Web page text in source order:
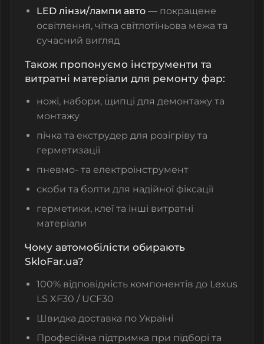
LED лінзи/лампи авто — покращене
освітлення, чітка світлотіньова межа та
сучасний вигляд
Також пропонуємо інструменти та
витратні матеріали для ремонту фар:
ножі, набори, щипці для демонтажу та
монтажу
пічка та екструдер для розігріву та
герметизації
пневмо- та електроінструмент
скоби та болти для надійної фіксації
герметики, клеї та інші витратні
матеріали
Чому автомобілісти обирають
SkloFar.ua?
100% відповідність компонентів до Lexus
LS XF30 / UCF30
Швидка доставка по Україні
Професійна підтримка при підборі та